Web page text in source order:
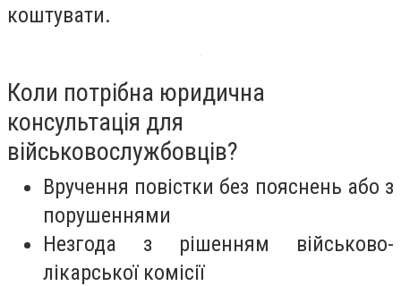
коштувати.
Коли потрібна юридична
консультація для
військовослужбовців?
Вручення повістки без пояснень або з
порушеннями
Незгода з рішенням військово-
лікарської комісії